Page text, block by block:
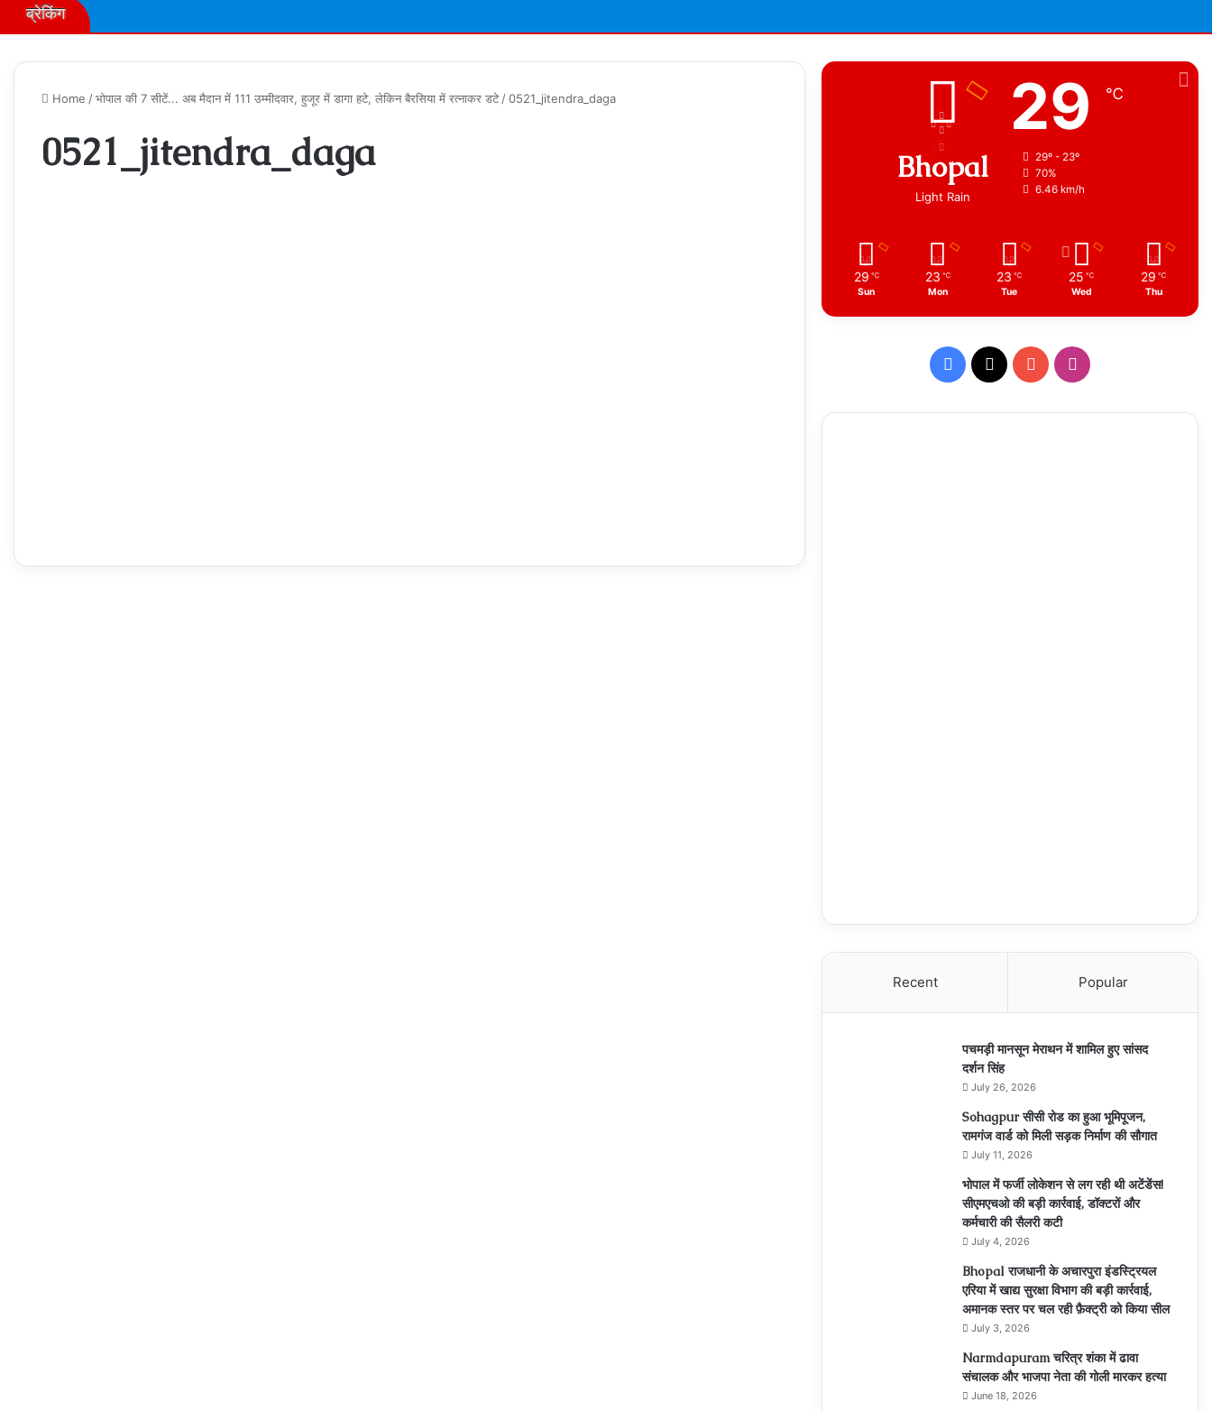
ब्रेकिंग
Home /भोपाल की 7 सीटें... अब मैदान में 111 उम्मीदवार, हुजूर में डागा हटे, लेकिन बैरसिया में रत्नाकर डटे /0521_jitendra_daga
0521_jitendra_daga Bhopal
Light Rain
29 ℃
29º - 23º
70%
6.46 km/h
29 ℃
Sun
23 ℃
Mon
23 ℃
Tue
25 ℃
Wed
29 ℃
Thu
Facebook
X YouTubeInstagram
Recent Popular
पचमड़ी मानसून मेराथन में शामिल हुए सांसद
दर्शन सिंह
July 26, 2026
Sohagpur सीसी रोड का हुआ भूमिपूजन,
रामगंज वार्ड को मिली सड़क निर्माण की सौगात
July 11, 2026
भोपाल में फर्जी लोकेशन से लग रही थी अटेंडेंस!
सीएमएचओ की बड़ी कार्रवाई, डॉक्टरों और
कर्मचारी की सैलरी कटी
July 4, 2026
Bhopal राजधानी के अचारपुरा इंडस्ट्रियल
एरिया में खाद्य सुरक्षा विभाग की बड़ी कार्रवाई,
अमानक स्तर पर चल रही फ़ैक्ट्री को किया सील
July 3, 2026
Narmdapuram चरित्र शंका में ढावा
संचालक और भाजपा नेता की गोली मारकर हत्या
June 18, 2026